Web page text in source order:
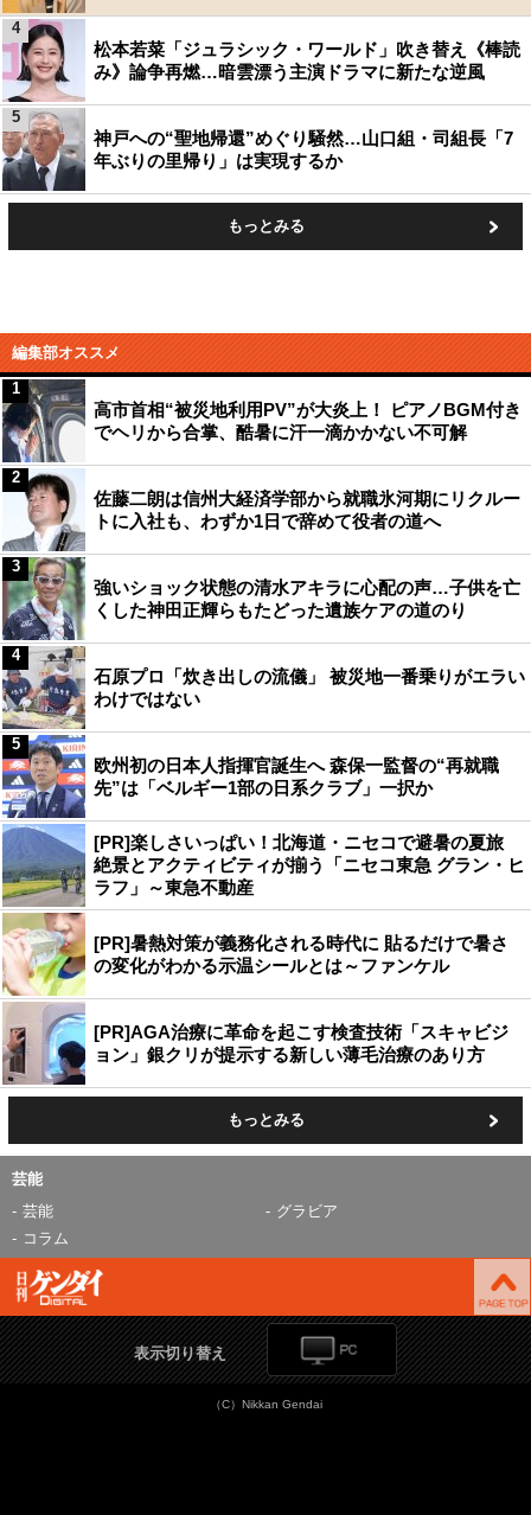
松本若菜「ジュラシック・ワールド」吹き替え《棒読
み》論争再燃…暗雲漂う主演ドラマに新たな逆風
4
神戸への“聖地帰還”めぐり騒然…山口組・司組長「7
年ぶりの里帰り」は実現するか
5
もっとみる
編集部オススメ
高市首相“被災地利用PV”が大炎上！ ピアノBGM付き
でヘリから合掌、酷暑に汗一滴かかない不可解
1
佐藤二朗は信州大経済学部から就職氷河期にリクルー
トに入社も、わずか1日で辞めて役者の道へ
2
強いショック状態の清水アキラに心配の声…子供を亡
くした神田正輝らもたどった遺族ケアの道のり
3
石原プロ「炊き出しの流儀」 被災地一番乗りがエラい
わけではない
4
欧州初の日本人指揮官誕生へ 森保一監督の“再就職
先”は「ベルギー1部の日系クラブ」一択か
5
[PR]楽しさいっぱい！北海道・ニセコで避暑の夏旅
絶景とアクティビティが揃う「ニセコ東急 グラン・ヒ
ラフ」～東急不動産
[PR]暑熱対策が義務化される時代に 貼るだけで暑さ
の変化がわかる示温シールとは～ファンケル
[PR]AGA治療に革命を起こす検査技術「スキャビジ
ョン」銀クリが提示する新しい薄毛治療のあり方
もっとみる
芸能
芸能
グラビア
コラム
表示切り替え
（C）Nikkan Gendai